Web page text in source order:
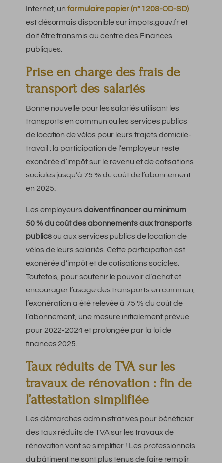
Internet, unformulaire papier (n° 1208-OD-SD)
est désormais disponible sur impots.gouv.fr et
doit être transmis au centre des Finances
publiques.
Prise en charge des frais de
transport des salariés
Bonne nouvelle pour les salariés utilisant les
transports en commun ou les services publics
de location de vélos pour leurs trajets domicile-
travail : la participation de l’employeur reste
exonérée d’impôt sur le revenu et de cotisations
sociales jusqu’à 75 % du coût de l’abonnement
en 2025.
Les employeursdoivent financer au minimum
50 % du coût des abonnements aux transports
publicsou aux services publics de location de
vélos de leurs salariés. Cette participation est
exonérée d’impôt et de cotisations sociales.
Toutefois, pour soutenir le pouvoir d’achat et
encourager l’usage des transports en commun,
l’exonération a été relevée à 75 % du coût de
l’abonnement, une mesure initialement prévue
pour 2022-2024 et prolongée par la loi de
finances 2025.
Taux réduits de TVA sur les
travaux de rénovation : fin de
l’attestation simplifiée
Les démarches administratives pour bénéficier
des taux réduits de TVA sur les travaux de
rénovation vont se simplifier ! Les professionnels
du bâtiment ne sont plus tenus de faire remplir